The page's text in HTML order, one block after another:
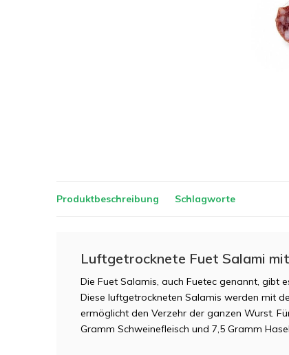
Produktbeschreibung Schlagworte
Luftgetrocknete Fuet Salami
Die Fuet Salamis, auch Fuetec genannt, gibt
Diese luftgetrockneten Salamis werden mit
ermöglicht den Verzehr der ganzen Wurst.
Gramm Schweinefleisch und 7,5 Gramm